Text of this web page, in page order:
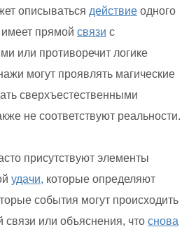
описываться действие одного
прямой связи с
или противоречит логике
могут проявлять магические
сверхъестественными
не соответствуют реальности.
присутствуют элементы
удачи, которые определяют
события могут происходить
или объяснения, что снова